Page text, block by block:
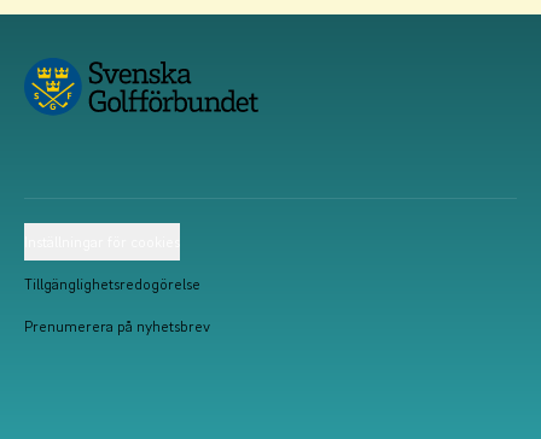
Tillgänglighetsredogörelse
Prenumerera på nyhetsbrev